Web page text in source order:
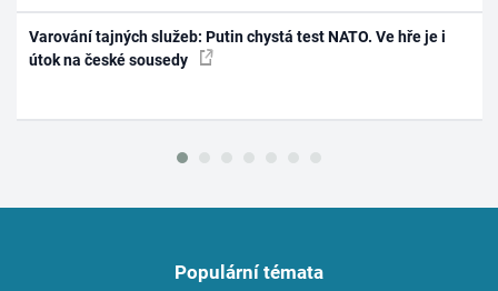
Varování tajných služeb: Putin chystá test NATO. Ve hře je i
útok na české sousedy
Populární témata